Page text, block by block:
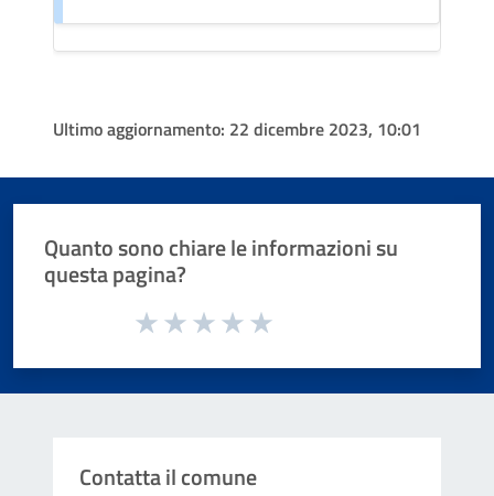
Ultimo aggiornamento: 22 dicembre 2023, 10:01
Quanto sono chiare le informazioni su
questa pagina?
Valuta da 1 a 5 stelle la pagina
Contatta il comune